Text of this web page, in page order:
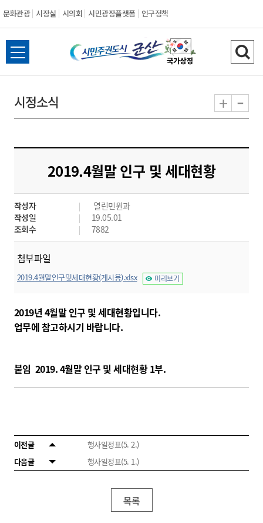
문화관광 시장실 시의회 시민광장플랫폼 인구정책
시
민
도
시
군
산
전
체
뉴
열
검
색
기
시정소식 + -
2019.4월말 인구 및 세대현황
작성자
열린민원과
작성일
19.05.01
조회수
7882
첨부파일
2019.4월말인구및세대현황(게시용).xlsx 미리보기
2019년 4월말 인구 및 세대현황입니다.
업무에 참고하시기 바랍니다.
붙임 2019. 4월말 인구 및 세대현황 1부.
이전글
행사일정표(5. 2.)
다음글
행사일정표(5. 1.)
목록